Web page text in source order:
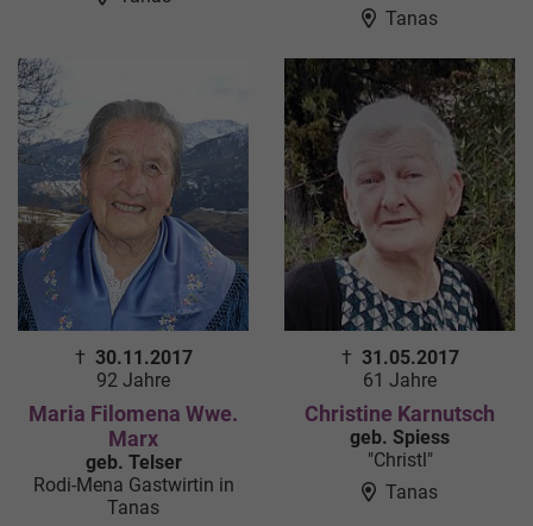
Tanas
† 30.11.2017
92 Jahre
Maria Filomena Wwe.
Marx
geb. Telser
Rodi-Mena Gastwirtin in
Tanas
† 31.05.2017
61 Jahre
Christine Karnutsch
geb. Spiess
"Christl"
Tanas